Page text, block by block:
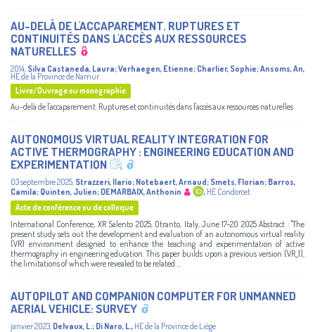
AU-DELÀ DE L'ACCAPAREMENT. RUPTURES ET
CONTINUITÉS DANS L'ACCÈS AUX RESSOURCES
NATURELLES
2014, Silva Castaneda, Laura;Verhaegen, Etienne; Charlier, Sophie;Ansoms, An,
HE de la Province de Namur
Livre/Ouvrage ou monographie
Au-delà de l'accaparement. Ruptures et continuités dans l'accès aux ressources naturelles
AUTONOMOUS VIRTUAL REALITY INTEGRATION FOR
ACTIVE THERMOGRAPHY : ENGINEERING EDUCATION AND
EXPERIMENTATION
03 septembre 2025, Strazzeri, Ilario; Notebaert, Arnaud; Smets, Florian; Barros,
Camila; Quinten, Julien; DEMARBAIX, Anthonin , HE Condorcet
Acte de conférence ou de colloque
International Conference, XR Salento 2025, Otranto, Italy, June 17–20 2025 Abstract : "The
present study sets out the development and evaluation of an autonomous virtual reality
(VR) environment designed to enhance the teaching and experimentation of active
thermography in engineering education. This paper builds upon a previous version (VR_1),
the limitations of which were revealed to be related ...
AUTOPILOT AND COMPANION COMPUTER FOR UNMANNED
AERIAL VEHICLE: SURVEY
janvier 2023 Delvaux, L.; Di Naro, L., HE de la Province de Liège